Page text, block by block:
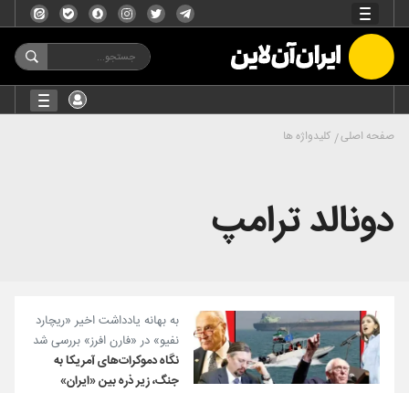
صفحه اصلی کلیدواژه ها
دونالد ترامپ
به بهانه یادداشت اخیر «ریچارد
نفیو» در «فارن افرز» بررسی شد
نگاه دموکرات‌های آمریکا به
جنگ، زیر ذره بین «ایران»